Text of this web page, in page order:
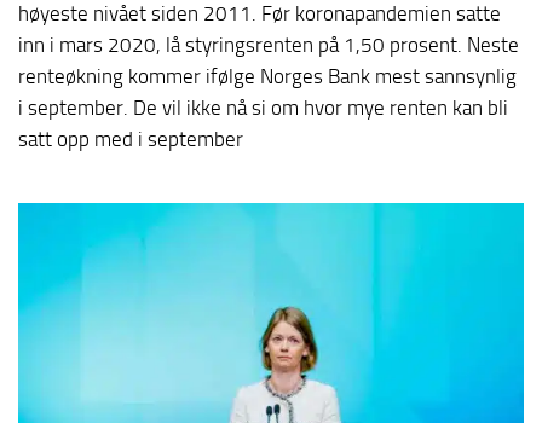
høyeste nivået siden 2011. Før koronapandemien satte
inn i mars 2020, lå styringsrenten på 1,50 prosent. Neste
renteøkning kommer ifølge Norges Bank mest sannsynlig
i september. De vil ikke nå si om hvor mye renten kan bli
satt opp med i september